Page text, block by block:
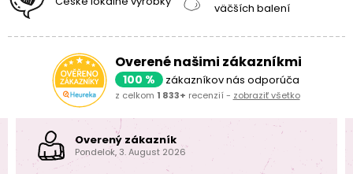
väčších balení
Overené našimi zákazníkmi
100 % zákazníkov nás odporúča
z celkom 1 833+ recenzií - zobraziť všetko
Overený zákazník
Pondelok, 3. August 2026